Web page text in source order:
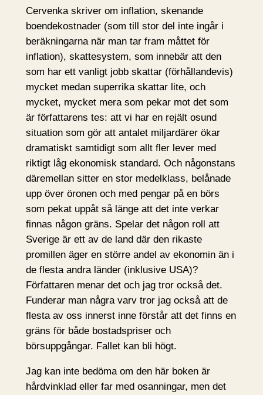
Cervenka skriver om inflation, skenande
boendekostnader (som till stor del inte ingår i
beräkningarna när man tar fram måttet för
inflation), skattesystem, som innebär att den
som har ett vanligt jobb skattar (förhållandevis)
mycket medan superrika skattar lite, och
mycket, mycket mera som pekar mot det som
är författarens tes: att vi har en rejält osund
situation som gör att antalet miljardärer ökar
dramatiskt samtidigt som allt fler lever med
riktigt låg ekonomisk standard. Och någonstans
däremellan sitter en stor medelklass, belånade
upp över öronen och med pengar på en börs
som pekat uppåt så länge att det inte verkar
finnas någon gräns. Spelar det någon roll att
Sverige är ett av de land där den rikaste
promillen äger en större andel av ekonomin än i
de flesta andra länder (inklusive USA)?
Författaren menar det och jag tror också det.
Funderar man några varv tror jag också att de
flesta av oss innerst inne förstår att det finns en
gräns för både bostadspriser och
börsuppgångar. Fallet kan bli högt.
Jag kan inte bedöma om den här boken är
hårdvinklad eller far med osanningar, men det